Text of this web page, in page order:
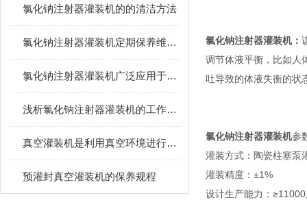
氯化钠注射器灌装机的的清洁方法
氯化钠注射器灌装机定期保养维护很有必要
氯化钠注射器灌装机广泛应用于医药行业中
浅析氯化钠注射器灌装机的工作流程
真空灌装机是利用真空环境进行灌装封口的设备
预灌封真空灌装机的保养规程
氯化钠注射器灌装机：
调节体液平衡，比如人
吐导致的体液失衡的状
氯化钠注射器灌装机参
灌装方式：陶瓷柱塞泵
灌装精度：±1%
设计生产能力：